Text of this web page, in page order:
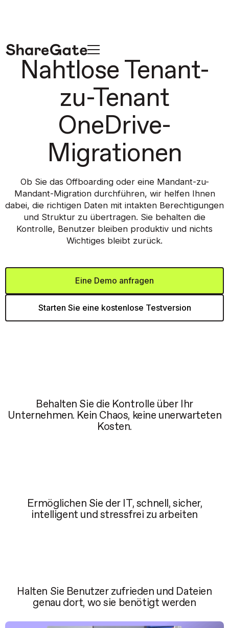
Nahtlose Tenant-
zu-Tenant
OneDrive-
Migrationen
Ob Sie das Offboarding oder eine Mandant-zu-
Mandant-Migration durchführen, wir helfen Ihnen
dabei, die richtigen Daten mit intakten Berechtigungen
und Struktur zu übertragen. Sie behalten die
Kontrolle, Benutzer bleiben produktiv und nichts
Wichtiges bleibt zurück.
Eine Demo anfragen
Starten Sie eine kostenlose Testversion
Behalten Sie die Kontrolle über Ihr
Unternehmen. Kein Chaos, keine unerwarteten
Kosten.
Ermöglichen Sie der IT, schnell, sicher,
intelligent und stressfrei zu arbeiten
Halten Sie Benutzer zufrieden und Dateien
genau dort, wo sie benötigt werden